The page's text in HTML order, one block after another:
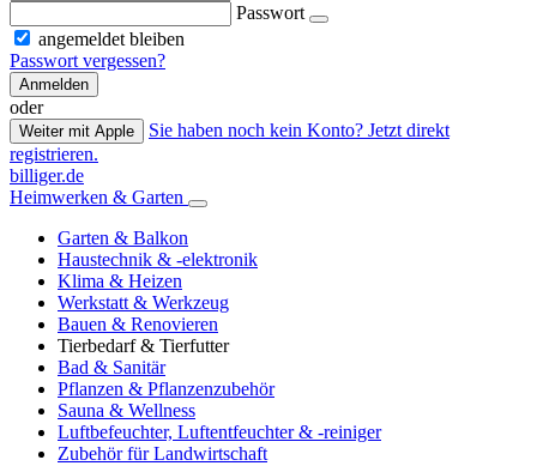
Passwort
angemeldet bleiben
Passwort vergessen?
Anmelden
oder
Weiter mit Apple
Sie haben noch kein Konto? Jetzt direkt
registrieren.
billiger.de
Heimwerken & Garten
Garten & Balkon
Haustechnik & -elektronik
Klima & Heizen
Werkstatt & Werkzeug
Bauen & Renovieren
Tierbedarf & Tierfutter
Bad & Sanitär
Pflanzen & Pflanzenzubehör
Sauna & Wellness
Luftbefeuchter, Luftentfeuchter & -reiniger
Zubehör für Landwirtschaft